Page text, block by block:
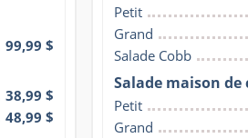
99,99 $
38,99 $
48,99 $
Petit
Grand
Salade Cobb
Salade maison
Petit
Grand